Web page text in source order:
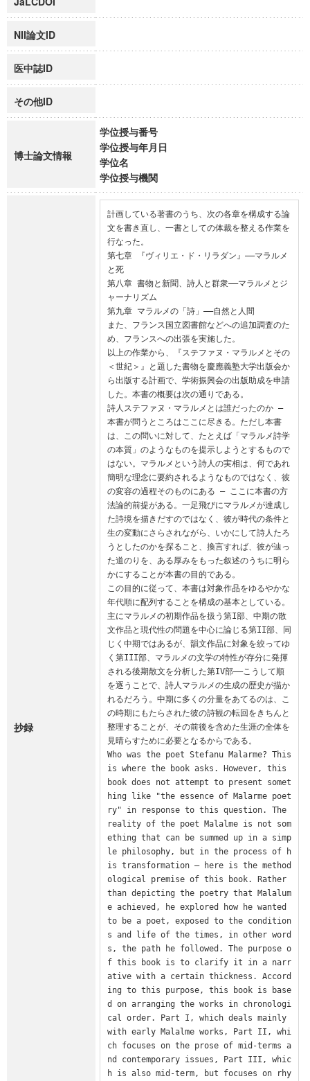
NII論文ID
医中誌ID
その他ID
博士論文情報
学位授与番号
学位授与年月日
学位名
学位授与機関
抄録
計画している著書のうち、次の各章を構成する論
文を書き直し、一書としての体裁を整える作業を
行なった。
第七章 『ヴィリエ・ド・リラダン』――マラルメ
と死
第八章 書物と新聞、詩人と群衆――マラルメとジ
ャーナリズム
第九章 マラルメの「詩」――自然と人間
また、フランス国立図書館などへの追加調査のた
め、フランスへの出張を実施した。
以上の作業から、『ステファヌ・マラルメとその
＜世紀＞』と題した書物を慶應義塾大学出版会か
ら出版する計画で、学術振興会の出版助成を申請
した。本書の概要は次の通りである。
詩人ステファヌ・マラルメとは誰だったのか ―
本書が問うところはここに尽きる。ただし本書
は、この問いに対して、たとえば「マラルメ詩学
の本質」のようなものを提示しようとするもので
はない。マラルメという詩人の実相は、何であれ
簡明な理念に要約されるようなものではなく、彼
の変容の過程そのものにある ― ここに本書の方
法論的前提がある。一足飛びにマラルメが達成し
た詩境を描きだすのではなく、彼が時代の条件と
生の変動にさらされながら、いかにして詩人たろ
うとしたのかを探ること、換言すれば、彼が辿っ
た道のりを、ある厚みをもった叙述のうちに明ら
かにすることが本書の目的である。
この目的に従って、本書は対象作品をゆるやかな
年代順に配列することを構成の基本としている。
主にマラルメの初期作品を扱う第I部、中期の散
文作品と現代性の問題を中心に論じる第II部、同
じく中期ではあるが、韻文作品に対象を絞ってゆ
く第III部、マラルメの文学の特性が存分に発揮
される後期散文を分析した第IV部――こうして順
を逐うことで、詩人マラルメの生成の歴史が描か
れるだろう。中期に多くの分量をあてるのは、こ
の時期にもたらされた彼の詩観の転回をきちんと
整理することが、その前後を含めた生涯の全体を
見晴らすために必要となるからである。
Who was the poet Stefanu Malarme? This
is where the book asks. However, this
book does not attempt to present somet
hing like "the essence of Malarme poet
ry" in response to this question. The
reality of the poet Malalme is not som
ething that can be summed up in a simp
le philosophy, but in the process of h
is transformation – here is the method
ological premise of this book. Rather
than depicting the poetry that Malalum
e achieved, he explored how he wanted
to be a poet, exposed to the condition
s and life of the times, in other word
s, the path he followed. The purpose o
f this book is to clarify it in a narr
ative with a certain thickness. Accord
ing to this purpose, this book is base
d on arranging the works in chronologi
cal order. Part I, which deals mainly
with early Malalme works, Part II, whi
ch focuses on the prose of mid-terms a
nd contemporary issues, Part III, whic
h is also mid-term, but focuses on rhy